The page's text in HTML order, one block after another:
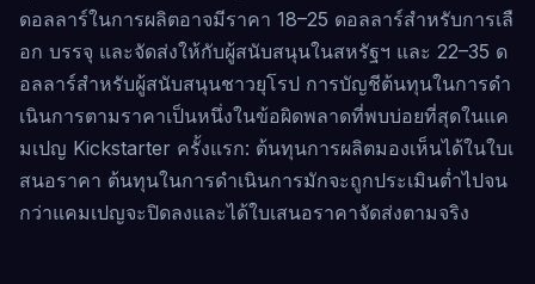
ดอลลาร์ในการผลิตอาจมีราคา 18–25 ดอลลาร์สำหรับการเลื
อก บรรจุ และจัดส่งให้กับผู้สนับสนุนในสหรัฐฯ และ 22–35 ด
อลลาร์สำหรับผู้สนับสนุนชาวยุโรป การบัญชีต้นทุนในการดำ
เนินการตามราคาเป็นหนึ่งในข้อผิดพลาดที่พบบ่อยที่สุดในแค
มเปญ Kickstarter ครั้งแรก: ต้นทุนการผลิตมองเห็นได้ในใบเ
สนอราคา ต้นทุนในการดำเนินการมักจะถูกประเมินต่ำไปจน
กว่าแคมเปญจะปิดลงและได้ใบเสนอราคาจัดส่งตามจริง